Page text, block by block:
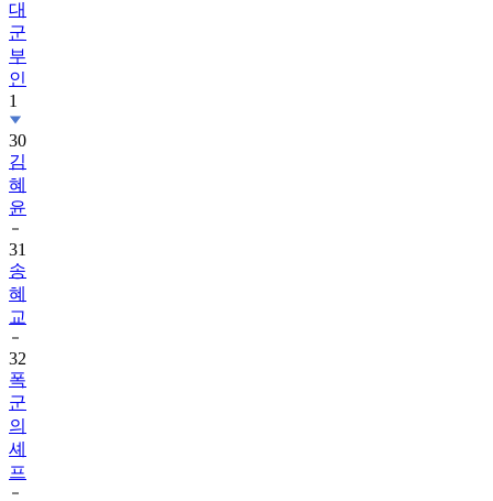
대
군
부
인
1
30
김
혜
윤
31
송
혜
교
32
폭
군
의
셰
프